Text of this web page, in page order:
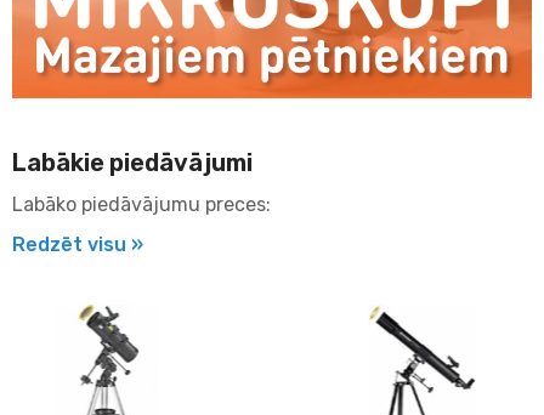
Labākie piedāvājumi
Labāko piedāvājumu preces:
Redzēt visu »